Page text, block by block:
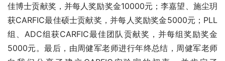
佳博士贡献奖，并每人奖励奖金10000元；李嘉望、施尘玥
获CARFIC最佳硕士贡献奖，并每人奖励奖金5000元；PLL
组、ADC组获CARFIC最佳团队贡献奖，并每组奖励奖金
5000元。最后，由周健军老师进行年终总结，周健军老师